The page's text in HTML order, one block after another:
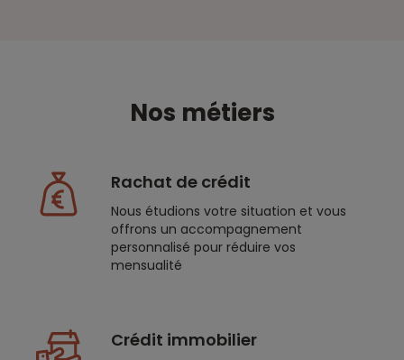
Nos métiers
Rachat de crédit
Nous étudions votre situation et vous
offrons un accompagnement
personnalisé pour réduire vos
mensualité
Crédit immobilier